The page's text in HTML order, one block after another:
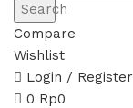
Search
Compare
Wishlist
Login / Register
0 Rp0